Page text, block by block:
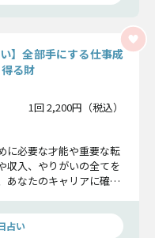
】全部手にする仕事成
る財
1回 2,200円（税込）
に必要な才能や重要な転
収入、やりがいの全てを
あなたのキャリアに確実
占い